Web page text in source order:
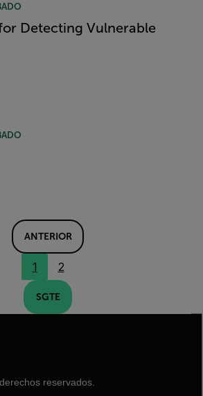
Detecting Vulnerable
ANTERIOR
1 2
SGTE
reservados.